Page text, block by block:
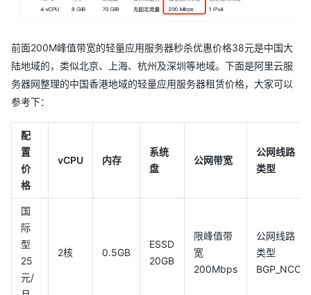
前面200M峰值带宽的轻量应用服务器秒杀优惠价格38元是中国大
陆地域的，类似北京、上海、杭州及深圳等地域。下面是阿里云服
务器网整理的中国香港地域的轻量应用服务器租赁价格，大家可以
参考下：
配
置
价
格
vCPU 内存
系统
盘
公网带宽
公网线路
类型
国
际
型
25
元/
2核 0.5GB
ESSD
20GB
限峰值带
宽
200Mbps
公网线路
类型
BGP_NCO